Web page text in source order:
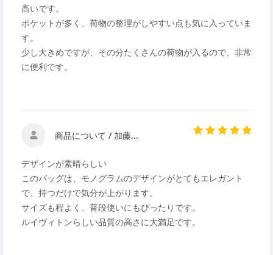
高いです。
ポケットが多く、荷物の整理がしやすい点も気に入っていま
す。
少し大きめですが、その分たくさんの荷物が入るので、非常
に便利です。
商品について / 加藤...
デザインが素晴らしい
このバッグは、モノグラムのデザインがとてもエレガント
で、持つだけで気分が上がります。
サイズも程よく、普段使いにもぴったりです。
ルイヴィトンらしい品質の高さに大満足です。